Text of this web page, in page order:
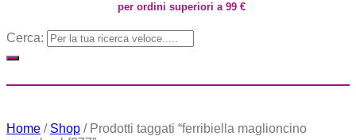
per ordini superiori a 99 €
Cerca:
Home / Shop /Prodotti taggati “ferribiella maglioncino